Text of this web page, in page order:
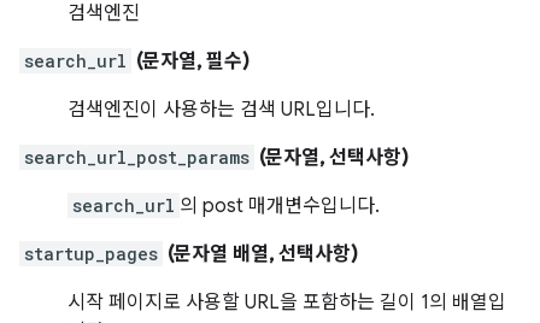
검색엔진
search_url (문자열, 필수)
검색엔진이 사용하는 검색 URL입니다.
search_url_post_params (문자열, 선택사항)
search_url 의 post 매개변수입니다.
startup_pages (문자열 배열, 선택사항)
시작 페이지로 사용할 URL을 포함하는 길이 1의 배열입